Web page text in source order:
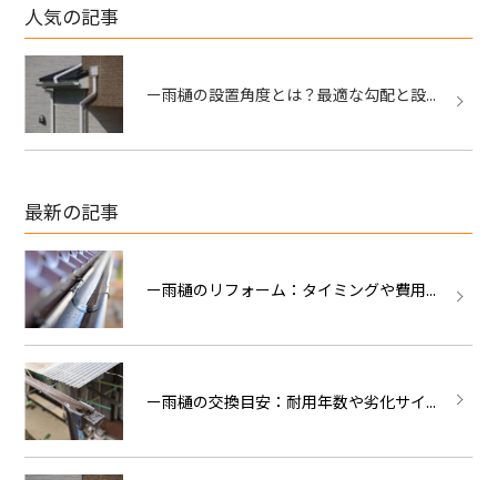
人気の記事
ー雨樋の設置角度とは？最適な勾配と設...
最新の記事
ー雨樋のリフォーム：タイミングや費用...
ー雨樋の交換目安：耐用年数や劣化サイ...